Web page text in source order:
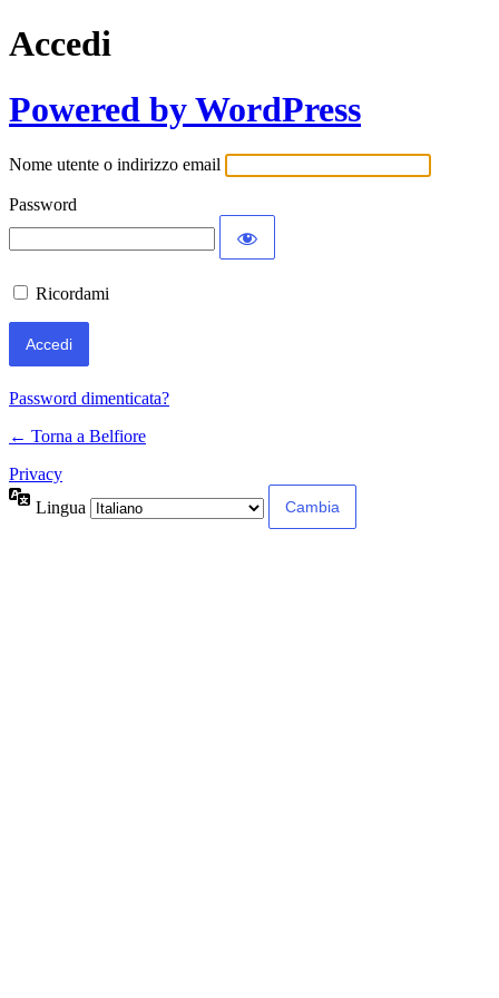
Accedi
Powered by WordPress
Nome utente o indirizzo email
Password
Ricordami
Password dimenticata?
← Torna a Belfiore
Privacy
Lingua